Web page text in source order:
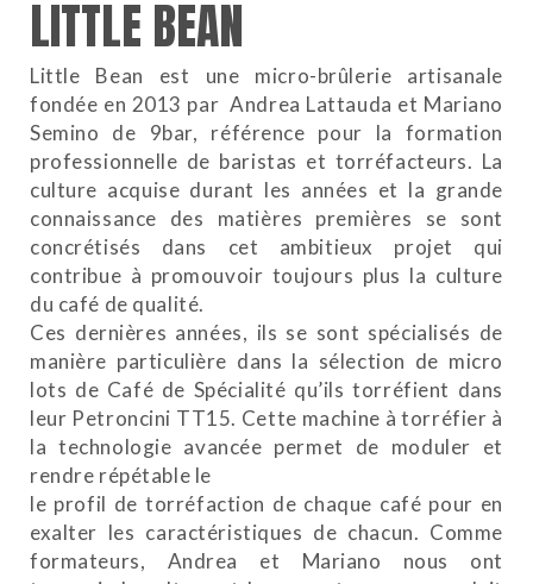
LITTLE BEAN
Little Bean est une micro-brûlerie artisanale
fondée en 2013 par Andrea Lattauda et Mariano
Semino de 9bar, référence pour la formation
professionnelle de baristas et torréfacteurs. La
culture acquise durant les années et la grande
connaissance des matières premières se sont
concrétisés dans cet ambitieux projet qui
contribue à promouvoir toujours plus la culture
du café de qualité.
Ces dernières années, ils se sont spécialisés de
manière particulière dans la sélection de micro
lots de Café de Spécialité qu’ils torréfient dans
leur Petroncini TT15. Cette machine à torréfier à
la technologie avancée permet de moduler et
rendre répétable le
le profil de torréfaction de chaque café pour en
exalter les caractéristiques de chacun. Comme
formateurs, Andrea et Mariano nous ont